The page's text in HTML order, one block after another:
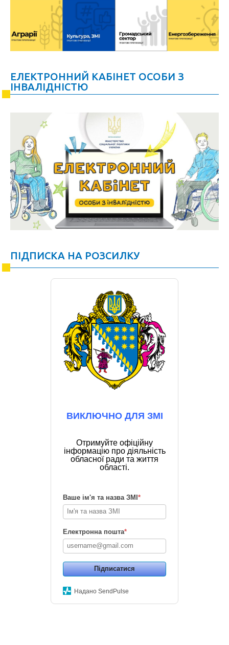
ЕЛЕКТРОННИЙ КАБІНЕТ ОСОБИ З
ІНВАЛІДНІСТЮ
ПІДПИСКА НА РОЗСИЛКУ
ВИКЛЮЧНО ДЛЯ ЗМІ
Отримуйте офіційну
інформацію про діяльність
обласної ради та життя
області.
Ваше ім'я та назва ЗМІ*
Електронна пошта*
Підписатися
Надано SendPulse